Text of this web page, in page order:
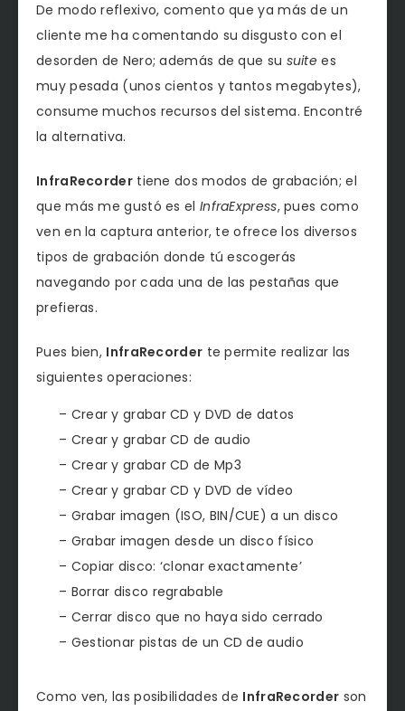
De modo reflexivo, comento que ya más de un
cliente me ha comentando su disgusto con el
desorden de Nero; además de que su suite es
muy pesada (unos cientos y tantos megabytes),
consume muchos recursos del sistema. Encontré
la alternativa.
InfraRecordertiene dos modos de grabación; el
que más me gustó es el InfraExpress, pues como
ven en la captura anterior, te ofrece los diversos
tipos de grabación donde tú escogerás
navegando por cada una de las pestañas que
prefieras.
Pues bien, InfraRecorder te permite realizar las
siguientes operaciones:
– Crear y grabar CD y DVD de datos
– Crear y grabar CD de audio
– Crear y grabar CD de Mp3
– Crear y grabar CD y DVD de vídeo
– Grabar imagen (ISO, BIN/CUE) a un disco
– Grabar imagen desde un disco físico
– Copiar disco: ‘clonar exactamente’
– Borrar disco regrabable
– Cerrar disco que no haya sido cerrado
– Gestionar pistas de un CD de audio
Como ven, las posibilidades de InfraRecorder son